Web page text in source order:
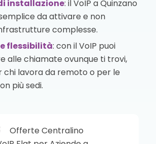
installazione: il VoIP a Quinzano
da attivare e non
complesse.
flessibilità: con il VoIP puoi
alle chiamate ovunque ti trovi,
chi lavora da remoto o per le
più sedi.